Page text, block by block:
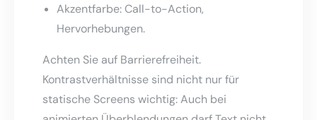
Akzentfarbe: Call-to-Action,
Hervorhebungen.
Achten Sie auf Barrierefreiheit.
Kontrastverhältnisse sind nicht nur für
statische Screens wichtig: Auch bei